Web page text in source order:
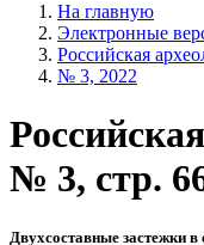
На главную
Электронные
Российская
№ 3, 2022
№ 3, стр.
Двухсоставные застежки в